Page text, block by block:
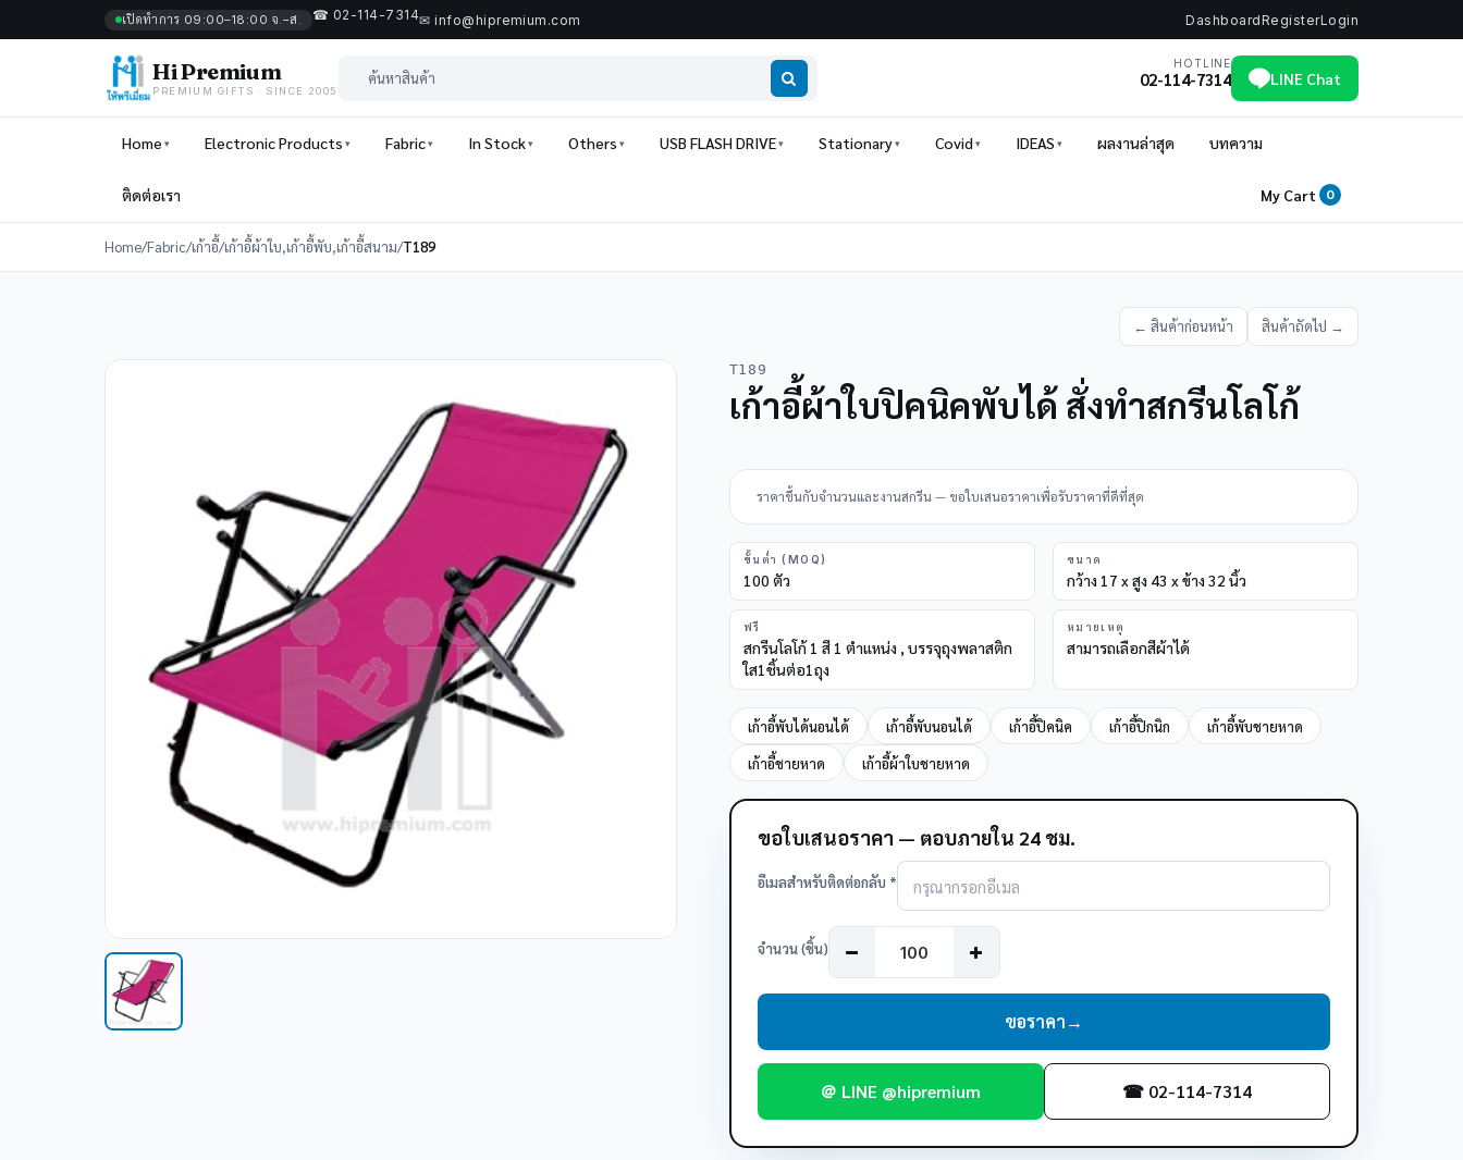
เปิดทำการ 09:00–18:00 จ.–ส. ☎ 02-114-7314✉ info@hipremium.com DashboardRegisterLogin
Hi Premium
PREMIUM GIFTS · SINCE 2005
HOTLINE
02-114-7314 LINE Chat
Home Electronic Products Fabric In Stock Others USB FLASH DRIVE Stationary Covid IDEAS ผลงานล่าสุด บทความ
ติดต่อเรา My Cart 0
Home/Fabric/เก้าอี้/เก้าอี้ผ้าใบ,เก้าอี้พับ,เก้าอี้สนาม/T189
← สินค้าก่อนหน้า สินค้าถัดไป →
T189
เก้าอี้ผ้าใบปิคนิคพับได้ สั่งทำสกรีนโลโก้
ราคาขึ้นกับจำนวนและงานสกรีน — ขอใบเสนอราคาเพื่อรับราคาที่ดีที่สุด
ขั้นต่ำ (MOQ)
100 ตัว
ขนาด
กว้าง 17 x สูง 43 x ข้าง 32 นิ้ว
ฟรี
สกรีนโลโก้ 1 สี 1 ตำแหน่ง , บรรจุถุงพลาสติก
ใส1ชิ้นต่อ1ถุง
หมายเหตุ
สามารถเลือกสีผ้าได้
เก้าอี้พับได้นอนได้ เก้าอี้พับนอนได้ เก้าอี้ปิคนิค เก้าอี้ปิกนิก
เก้าอี้พับชายหาด
เก้าอี้ชายหาด
เก้าอี้ผ้าใบชายหาด
ขอใบเสนอราคา — ตอบภายใน 24 ชม.
อีเมลสำหรับติดต่อกลับ *
จำนวน (ชิ้น)
ขอราคา→
＠ LINE @hipremium ☎ 02-114-7314